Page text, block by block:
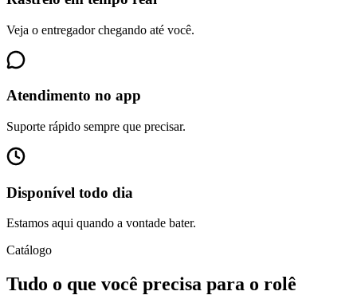
Veja o entregador chegando até você.
Atendimento no app
Suporte rápido sempre que precisar.
Disponível todo dia
Estamos aqui quando a vontade bater.
Catálogo
Tudo o que você precisa para o rolê